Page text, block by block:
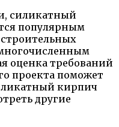
силикатный
популярным
оценка требований
проекта поможет
кирпич
другие